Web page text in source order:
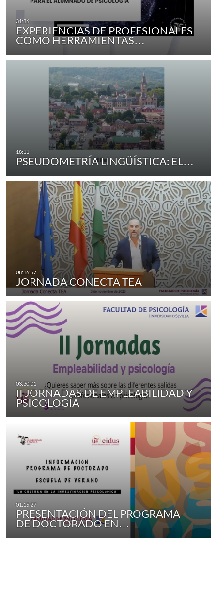
EXPERIENCIAS DE PROFESIONALES
COMO HERRAMIENTAS…
PSEUDOMETRÍA LINGÜÍSTICA: EL…
JORNADA CONECTA TEA
II JORNADAS DE EMPLEABILIDAD Y
PSICOLOGÍA
PRESENTACIÓN DEL PROGRAMA
DE DOCTORADO EN…